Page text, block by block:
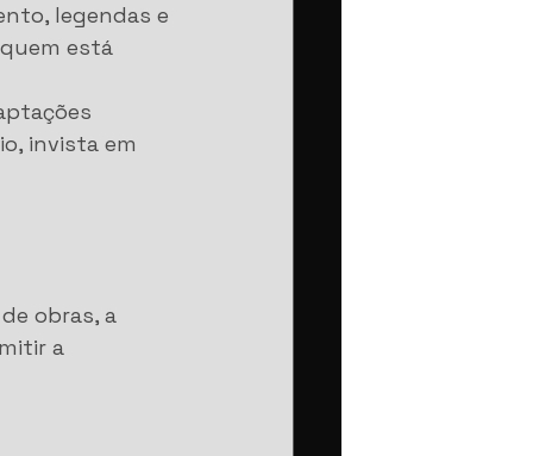
legendas e
está
invista em
obras, a
a